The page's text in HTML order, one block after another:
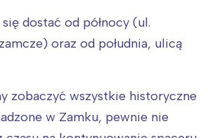
dostać od północy (ul.
oraz od południa, ulicą
zobaczyć wszystkie historyczne
w Zamku, pewnie nie